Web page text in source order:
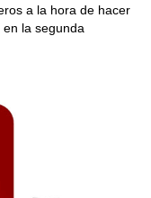
a la hora de hacer
la segunda